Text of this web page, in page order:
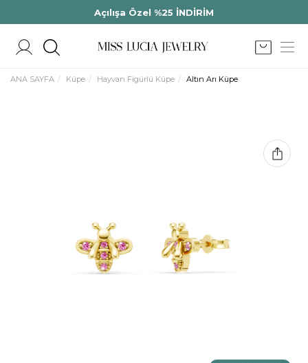
Açılışa Özel %25 İNDİRİM
ANA SAYFA Küpe Hayvan Figürlü Küpe Altın Arı Küpe